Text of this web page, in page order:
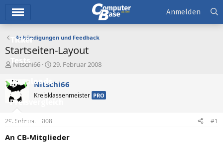
Ticker
Tests
Downloads
Preisvergleich
Forum
Aktuelles
Anmelden
Ankündigungen und Feedback
Startseiten-Layout
E
s
t
e
e
r
Nitschi66
E
s
e
t
a
29. Februar 2008
Nitschi66
Kreisklassenmeister PRO
29. Februar 2008 #1
An CB-Mitglieder